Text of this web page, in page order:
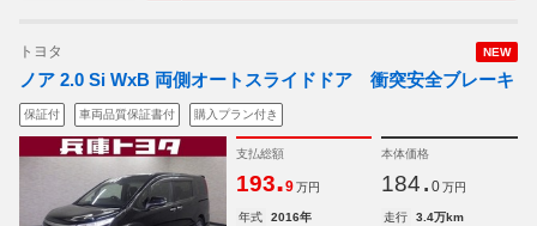
NEW
トヨタ
ノア 2.0 Si WxB 両側オートスライドドア 衝突安全ブレーキ
保証付 車両品質保証書付 購入プラン付き
支払総額
193.9 万円
本体価格
184. 0 万円
年式 2016年 走行
3.4万km